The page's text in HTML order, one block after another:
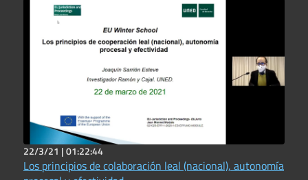
22/3/21 |01:22:44
Los principios de colaboración leal (nacional), autonomía